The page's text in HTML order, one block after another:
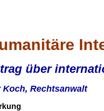
über
Koch, Rechtsanwalt